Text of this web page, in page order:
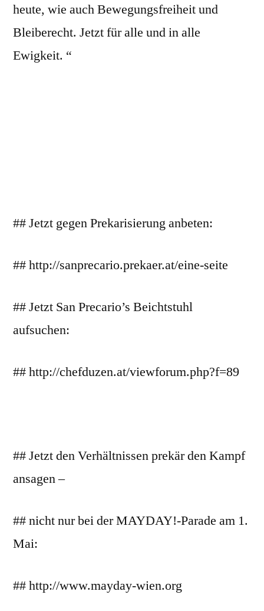
heute, wie auch Bewegungsfreiheit und
Bleiberecht. Jetzt für alle und in alle
Ewigkeit. “
## Jetzt gegen Prekarisierung anbeten:
## http://sanprecario.prekaer.at/eine-seite
## Jetzt San Precario’s Beichtstuhl
aufsuchen:
## http://chefduzen.at/viewforum.php?f=89
## Jetzt den Verhältnissen prekär den Kampf
ansagen –
## nicht nur bei der MAYDAY!-Parade am 1.
Mai:
## http://www.mayday-wien.org